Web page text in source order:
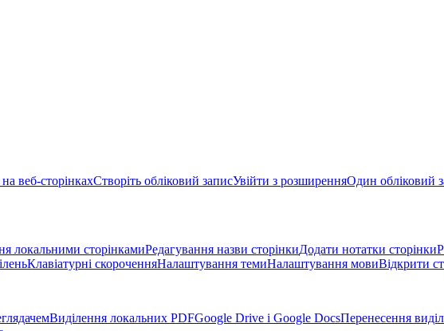
веб-сторінкахСтворіть обліковий записУвійти з розширенняОдин обліковий
локальними сторінкамиРедагування назви сторінкиДодати нотатки сторінки
Клавіатурні скороченняНалаштування темиНалаштування мовиВідкрити
Виділення локальних PDFGoogle Drive і Google DocsПеренесення